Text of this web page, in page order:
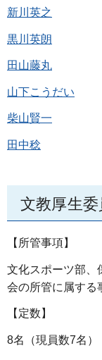
新川英之
黒川英朗
田山藤丸
山下こうだい
柴山賢一
田中稔
文教厚生委
【所管事項】
文化スポーツ部、
会の所管に属する
【定数】
8名（現員数7名）